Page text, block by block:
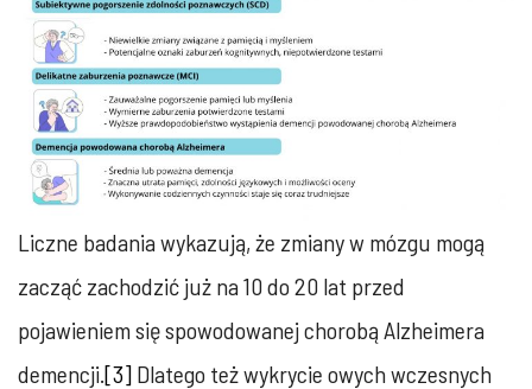
Liczne badania wykazują, że zmiany w mózgu mogą
zacząć zachodzić już na 10 do 20 lat przed
pojawieniem się spowodowanej chorobą Alzheimera
demencji.[3] Dlatego też wykrycie owych wczesnych